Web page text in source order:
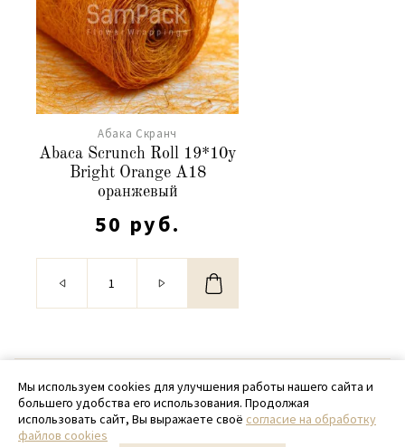
Абака Скранч
Abaca Scrunch Roll 19*10y
Bright Orange А18
оранжевый
50 руб.
© 2020 - 2026 SamPack
+ 7 (918) 699-97-87
zakaz@sampack.store
Мы используем cookies для улучшения работы нашего сайта и
большего удобства его использования. Продолжая
использовать сайт, Вы выражаете своё согласие на обработку
файлов cookies